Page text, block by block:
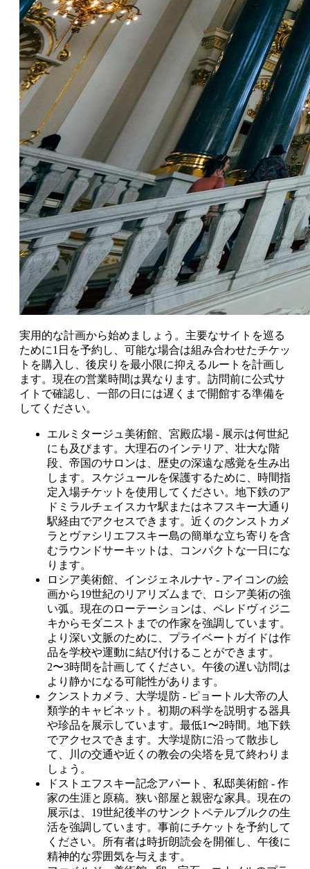
実用的な計画から始めましょう。主要なサイトを巡る
ために1日を予約し、可能な場合は組み合わせたチケッ
トを購入し、後戻りを最小限に抑えるルートを計画し
ます。現在の営業時間は異なります。訪問前に公式サ
イトで確認し、一部の日には遅くまで開館する準備を
してください。
エルミタージュ美術館、宮殿広場 - 展示は何世紀
にも及びます。大理石のインテリア、壮大な階
段、帝国のサロンは、歴史の深遠な感覚を生み出
します。スケジュールを保護するために、時間指
定入場チケットを使用してください。地下鉄のア
ドミラルチェイスカヤ駅またはネフスキー大通り
駅経由でアクセスできます。近くのクンストカメ
ラとヴァシリエフスキー島の簡単な立ち寄りを含
むラウンドサーキットは、コンパクトな一日にな
ります。
ロシア美術館、インジェネルナヤ - アイコンの絵
画から19世紀のリアリズムまで、ロシア美術の強
い弧。現在のローテーションは、ペレドヴィジニ
キからモダニストまでの作家を強調しています。
より深い文脈のために、プライベートガイドは作
品を学校や運動に結び付けることができます。
2〜3時間を計画してください。午後の遅い訪問は
より静かになる可能性があります。
クンストカメラ、大学堤防 - ピョートル大帝の人
類学的キャビネット。初期の科学を説明する器具
や珍品を展示しています。最低1〜2時間。地下鉄
でアクセスできます。大学堤防に沿って散歩し
て、川の交通や近くの教会の尖塔を見て終わりま
しょう。
ドストエフスキー記念アパート、私邸美術館 - 作
家の生涯と原稿。狭い部屋と親密な家具。現在の
展示は、19世紀後半のサンクトペテルブルクの生
活を強調しています。事前にチケットを予約して
ください。所有者は時折朗読会を開催し、午後に
精神的な雰囲気を与えます。